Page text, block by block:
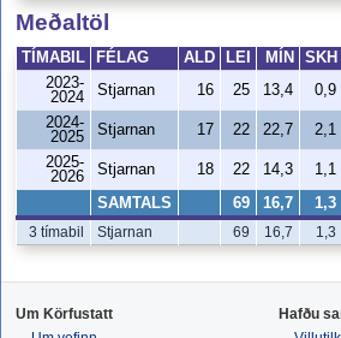
Meðaltöl
TÍMABIL FÉLAG ALD LEI MÍN SKH
2023-
2024
Stjarnan 16 25 13,4 0,9
2024-
2025
Stjarnan 17 22 22,7 2,1
2025-
2026
Stjarnan 18 22 14,3 1,1
SAMTALS 69 16,7 1,3
3 tímabil Stjarnan 69 16,7 1,3
Um Körfustatt
Hafðu